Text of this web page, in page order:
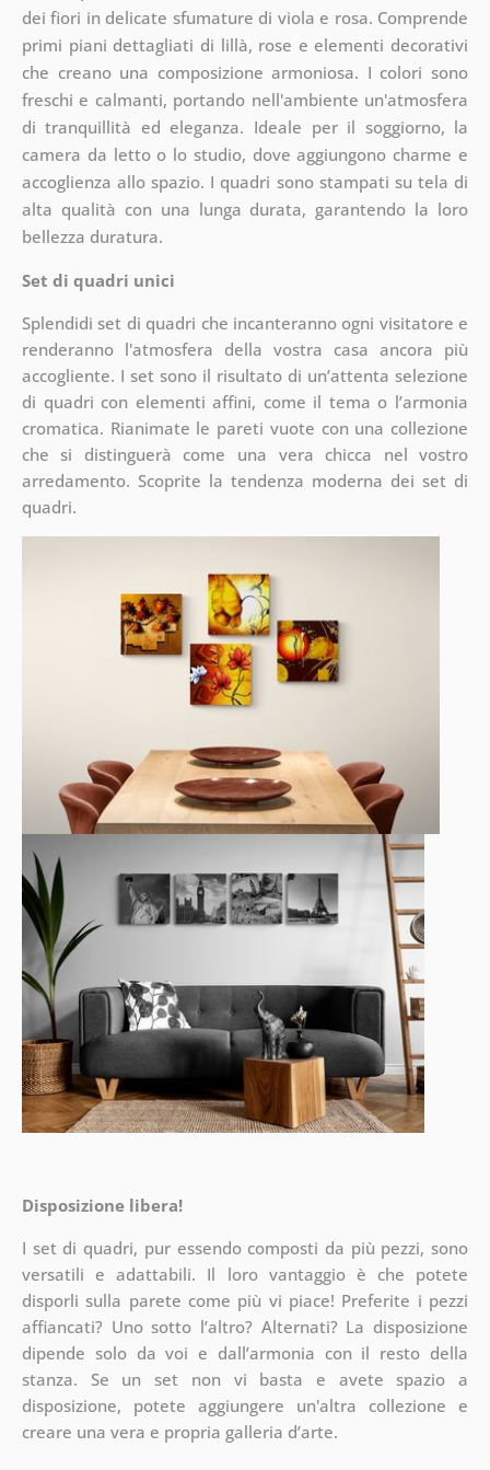
dei fiori in delicate sfumature di viola e rosa. Comprende
primi piani dettagliati di lillà, rose e elementi decorativi
che creano una composizione armoniosa. I colori sono
freschi e calmanti, portando nell'ambiente un'atmosfera
di tranquillità ed eleganza. Ideale per il soggiorno, la
camera da letto o lo studio, dove aggiungono charme e
accoglienza allo spazio. I quadri sono stampati su tela di
alta qualità con una lunga durata, garantendo la loro
bellezza duratura.
Set di quadri unici
Splendidi set di quadri che incanteranno ogni visitatore e
renderanno l'atmosfera della vostra casa ancora più
accogliente. I set sono il risultato di un’attenta selezione
di quadri con elementi affini, come il tema o l’armonia
cromatica. Rianimate le pareti vuote con una collezione
che si distinguerà come una vera chicca nel vostro
arredamento. Scoprite la tendenza moderna dei set di
quadri.
Disposizione libera!
I set di quadri, pur essendo composti da più pezzi, sono
versatili e adattabili. Il loro vantaggio è che potete
disporli sulla parete come più vi piace! Preferite i pezzi
affiancati? Uno sotto l’altro? Alternati? La disposizione
dipende solo da voi e dall’armonia con il resto della
stanza. Se un set non vi basta e avete spazio a
disposizione, potete aggiungere un'altra collezione e
creare una vera e propria galleria d’arte.